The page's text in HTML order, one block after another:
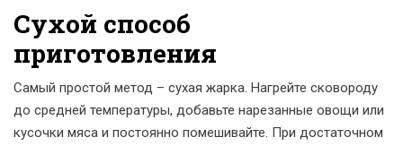
Сухой способ
приготовления
Самый простой метод – сухая жарка. Нагрейте сковороду
до средней температуры, добавьте нарезанные овощи или
кусочки мяса и постоянно помешивайте. При достаточном